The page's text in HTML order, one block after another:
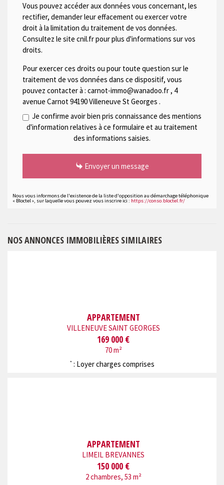
Vous pouvez accéder aux données vous concernant, les
rectifier, demander leur effacement ou exercer votre
droit à la limitation du traitement de vos données.
Consultez le site cnil.fr pour plus d'informations sur vos
droits.
Pour exercer ces droits ou pour toute question sur le
traitement de vos données dans ce dispositif, vous
pouvez contacter à : carnot-immo@wanadoo.fr, 4
avenue Carnot 94190 Villeneuve St Georges .
Je confirme avoir bien pris connaissance des mentions
d'information relatives à ce formulaire et au traitement
des informations saisies.
Envoyer un message
Nous vous informons de l'existence de la liste d'opposition au démarchage téléphonique
« Bloctel », sur laquelle vous pouvez vous inscrire ici : https://conso.bloctel.fr/
NOS ANNONCES IMMOBILIÈRES SIMILAIRES
APPARTEMENT
VILLENEUVE SAINT GEORGES
169 000 €
70 m²
* : Loyer charges comprises
APPARTEMENT
LIMEIL BREVANNES
150 000 €
2 chambres, 53 m²